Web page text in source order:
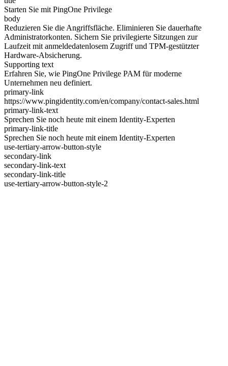
Starten Sie mit PingOne Privilege
body
Reduzieren Sie die Angriffsfläche. Eliminieren Sie dauerhafte
Administratorkonten. Sichern Sie privilegierte Sitzungen zur
Laufzeit mit anmeldedatenlosem Zugriff und TPM-gestützter
Hardware-Absicherung.
Supporting text
Erfahren Sie, wie PingOne Privilege PAM für moderne
Unternehmen neu definiert.
primary-link
https://www.pingidentity.com/en/company/contact-sales.html
primary-link-text
Sprechen Sie noch heute mit einem Identity-Experten
primary-link-title
Sprechen Sie noch heute mit einem Identity-Experten
use-tertiary-arrow-button-style
secondary-link
secondary-link-text
secondary-link-title
use-tertiary-arrow-button-style-2